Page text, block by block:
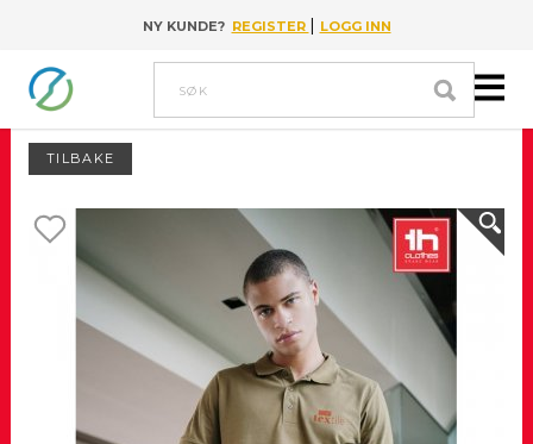
Go to contentNY KUNDE? REGISTER | LOGG INN
Søk
TILBAKE